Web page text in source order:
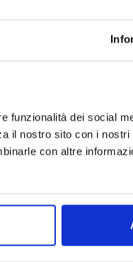
funzionalità dei social
il nostro sito con i
con altre
a un
i
portato a
monitorerà
IL